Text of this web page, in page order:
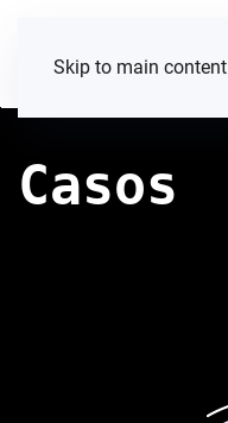
Skip to main content
Casos